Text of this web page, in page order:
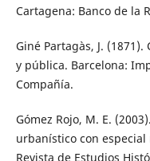
Cartagena: Banco de la
Giné Partagàs, J.
y pública. Barcelona:
Compañía.
Gómez Rojo, M. E.
urbanístico con especial
Revista de Estudios